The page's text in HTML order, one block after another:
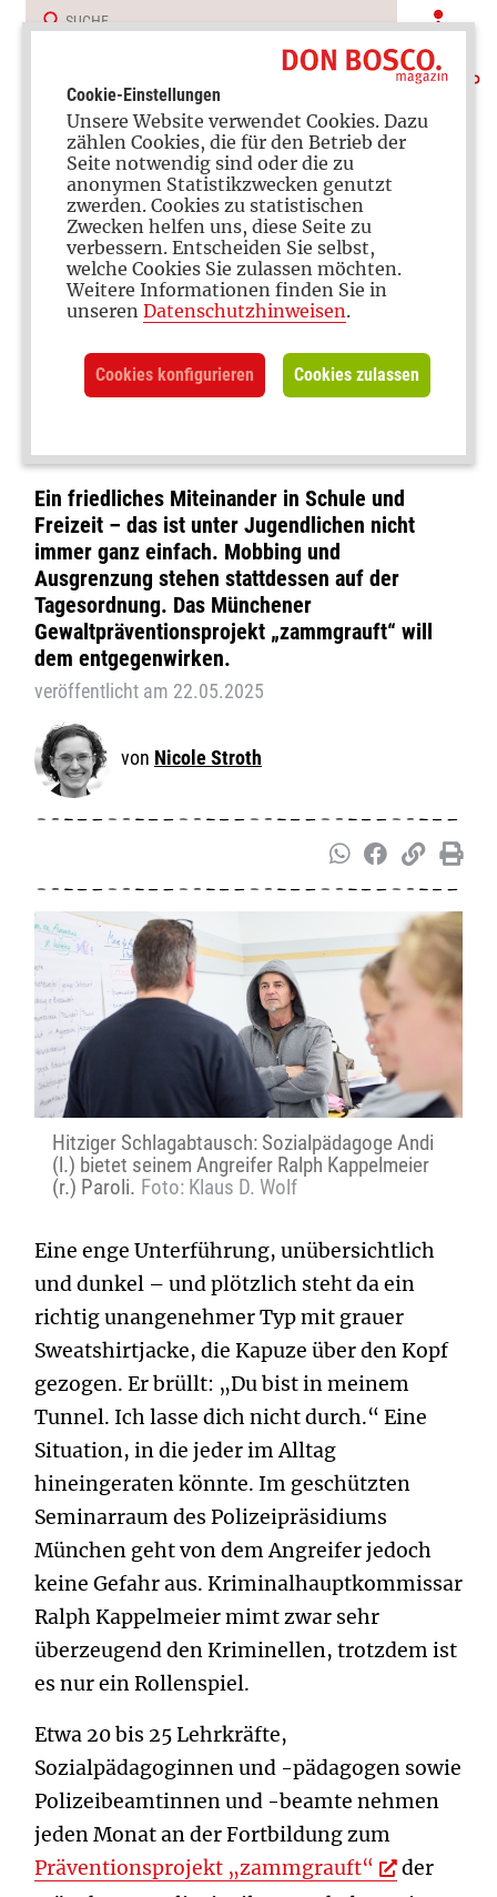
Frieden lernen
Von Antigewalt bis
Zivilcourage: Wie
Präventionsarbeit an
Ein friedliches Miteinander in Schule und
Freizeit – das ist unter Jugendlichen nicht
immer ganz einfach. Mobbing und
Ausgrenzung stehen stattdessen auf der
Tagesordnung. Das Münchener
Gewaltpräventionsprojekt „zammgrauft“ will
dem entgegenwirken.
veröffentlicht am 22.05.2025
Nicole Stroth
Hitziger Schlagabtausch: Sozialpädagoge Andi
(l.) bietet seinem Angreifer Ralph Kappelmeier
(r.) Paroli. Foto: Klaus D. Wolf
Eine enge Unterführung, unübersichtlich
und dunkel – und plötzlich steht da ein
richtig unangenehmer Typ mit grauer
Sweatshirtjacke, die Kapuze über den Kopf
gezogen. Er brüllt: „Du bist in meinem
Tunnel. Ich lasse dich nicht durch.“ Eine
Situation, in die jeder im Alltag
hineingeraten könnte. Im geschützten
Seminar­raum des Polizeipräsidiums
München geht von dem ­Angreifer jedoch
keine Gefahr aus. Kriminalhauptkommissar
Ralph Kappelmeier mimt zwar sehr
überzeugend den Kriminellen, trotzdem ist
es nur ein Rollenspiel.
Etwa 20 bis 25 Lehrkräfte,
Sozialpädagoginnen und -pädagogen sowie
Polizeibeamtinnen und -beamte nehmen
jeden Monat an der Fortbildung zum
Präventionsprojekt „zammgrauft“
der
Cookie-Einstellungen
Unsere Website verwendet Cookies. Dazu
zählen Cookies, die für den Betrieb der
Seite notwendig sind oder die zu
anonymen Statistikzwecken genutzt
zwerden. Cookies zu statistischen
Zwecken helfen uns, diese Seite zu
verbessern. Entscheiden Sie selbst,
welche Cookies Sie zulassen möchten.
Weitere Informationen finden Sie in
unseren Datenschutzhinweisen.
Cookies konfigurieren Cookies zulassen